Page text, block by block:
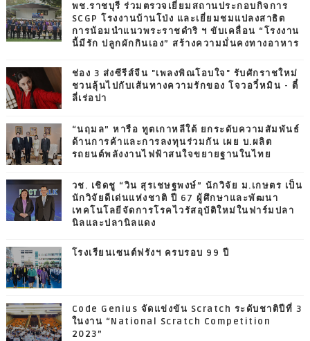
พช.ราชบุรี ร่วมตรวจเยี่ยมสถานประกอบกิจการ
SCGP โรงงานบ้านโป่ง และเยี่ยมชมแปลงสาธิต
การน้อมนำแนวพระราชดำริ ฯ ขับเคลื่อน “โรงงาน
นี้มีรัก ปลูกผักกินเอง” สร้างความมั่นคงทางอาหาร
ช่อง 3 ส่งซีรีส์จีน "เพลงพิณโอบใจ" รับศักราชใหม่
ชวนลุ้นไปกับเส้นทางความรักของ โจวอวี๋หมิน - ตี๋
ลี่เร่อปา
“นฤมล” หารือ ทูตเกาหลีใต้ ยกระดับความสัมพันธ์
ด้านการค้าและการลงทุนร่วมกัน เผย บ.ผลิต
รถยนต์พลังงานไฟฟ้าสนใจขยายฐานในไทย
วช. เชิดชู “วิน สุรเชษฐพงษ์” นักวิจัย ม.เกษตร เป็น
นักวิจัยดีเด่นแห่งชาติ ปี 67 ผู้ศึกษาและพัฒนา
เทคโนโลยีจัดการโรคไวรัสอุบัติใหม่ในฟาร์มปลา
นิลและปลานิลแดง
โรงเรียนเซนต์ฟรังฯ ครบรอบ 99 ปี
Code Genius จัดแข่งขัน Scratch ระดับชาติปีที่ 3
ในงาน “National Scratch Competition
2023”